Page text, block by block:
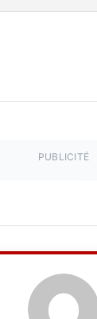
PUBLICITÉ